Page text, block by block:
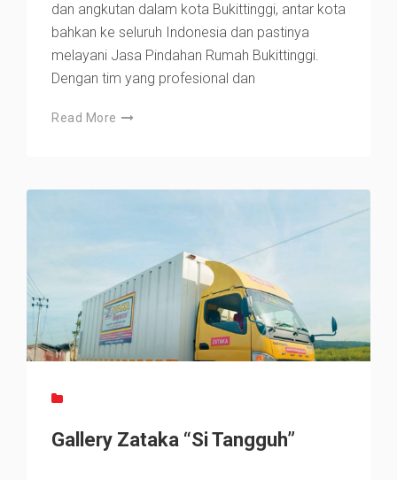
dan angkutan dalam kota Bukittinggi, antar kota
bahkan ke seluruh Indonesia dan pastinya
melayani Jasa Pindahan Rumah Bukittinggi.
Dengan tim yang profesional dan
Read More
Gallery Zataka “Si Tangguh”